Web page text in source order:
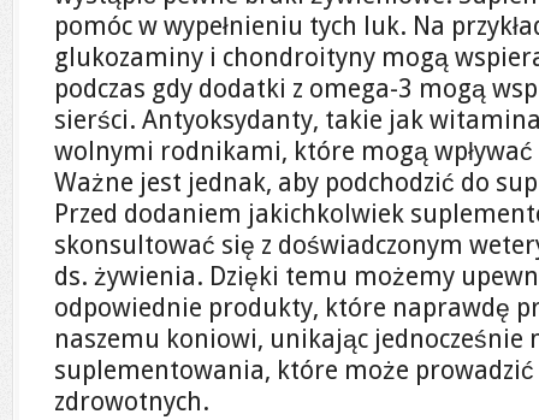
pomóc w wypełnieniu tych luk. Na
glukozaminy i chondroityny mogą
podczas gdy dodatki z omega-3 mogą
sierści. Antyoksydanty, takie jak
wolnymi rodnikami, które mogą
Ważne jest jednak, aby podchodzić do
Przed dodaniem jakichkolwiek
skonsultować się z doświadczonym
ds. żywienia. Dzięki temu możemy
odpowiednie produkty, które naprawdę
naszemu koniowi, unikając jednocześnie
suplementowania, które może
zdrowotnych.